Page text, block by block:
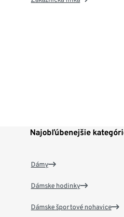
Najobľúbenejšie
Dámy
Dámske hodinky
Dámske športové nohavice